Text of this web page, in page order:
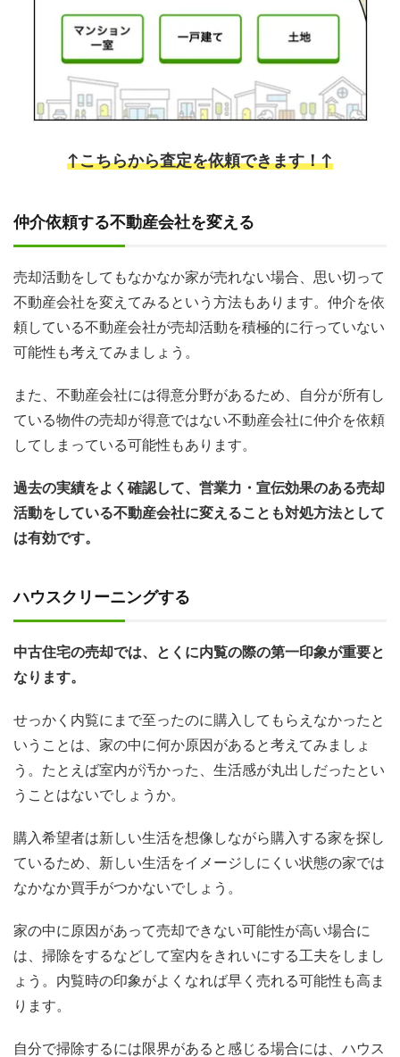
↑こちらから査定を依頼できます！↑
仲介依頼する不動産会社を変える
売却活動をしてもなかなか家が売れない場合、思い切って
不動産会社を変えてみるという方法もあります。仲介を依
頼している不動産会社が売却活動を積極的に行っていない
可能性も考えてみましょう。
また、不動産会社には得意分野があるため、自分が所有し
ている物件の売却が得意ではない不動産会社に仲介を依頼
してしまっている可能性もあります。
過去の実績をよく確認して、営業力・宣伝効果のある売却
活動をしている不動産会社に変えることも対処方法として
は有効です。
ハウスクリーニングする
中古住宅の売却では、とくに内覧の際の第一印象が重要と
なります。
せっかく内覧にまで至ったのに購入してもらえなかったと
いうことは、家の中に何か原因があると考えてみましょ
う。たとえば室内が汚かった、生活感が丸出しだったとい
うことはないでしょうか。
購入希望者は新しい生活を想像しながら購入する家を探し
ているため、新しい生活をイメージしにくい状態の家では
なかなか買手がつかないでしょう。
家の中に原因があって売却できない可能性が高い場合に
は、掃除をするなどして室内をきれいにする工夫をしまし
ょう。内覧時の印象がよくなれば早く売れる可能性も高ま
ります。
自分で掃除するには限界があると感じる場合には、ハウス